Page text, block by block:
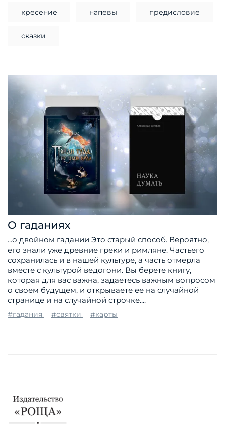
кресение напевы предисловие
сказки
О гаданиях
...о двойном гадании Это старый способ. Вероятно,
его знали уже древние греки и римляне. Частьего
сохранилась и в нашей культуре, а часть отмерла
вместе с культурой ведогони. Вы берете книгу,
которая для вас важна, задаетесь важным вопросом
о своем будущем, и открываете ее на случайной
странице и на случайной строчке....
#гадания #святки #карты